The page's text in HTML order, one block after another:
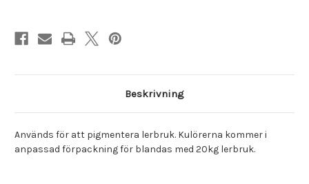
Beskrivning
Används för att pigmentera lerbruk. Kulörerna kommer i
anpassad förpackning för blandas med 20kg lerbruk.